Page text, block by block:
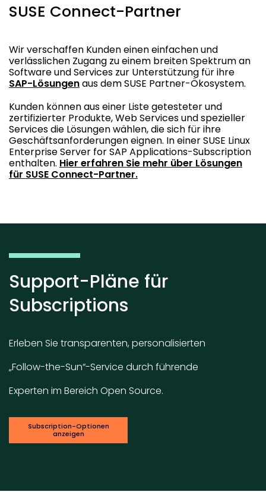
SUSE Connect-Partner
Wir verschaffen Kunden einen einfachen und
verlässlichen Zugang zu einem breiten Spektrum an
Software und Services zur Unterstützung für ihre
SAP-Lösungenaus dem SUSE Partner-Ökosystem.
Kunden können aus einer Liste getesteter und
zertifizierter Produkte, Web Services und spezieller
Services die Lösungen wählen, die sich für ihre
Geschäftsanforderungen eignen. In einer SUSE Linux
Enterprise Server for SAP Applications-Subscription
enthalten. Hier erfahren Sie mehr über Lösungen
für SUSE Connect-Partner.
Support-Pläne für
Subscriptions
Erleben Sie transparenten, personalisierten
„Follow-the-Sun“-Service durch führende
Experten im Bereich Open Source.
Subscription-Optionen
anzeigen